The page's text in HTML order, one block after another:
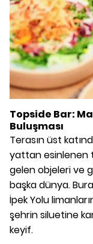
Topside Bar:
Buluşması
Terasın üst
yattan esinlenen
gelen objeleri ve
başka dünya.
İpek Yolu
şehrin siluetine
keyif.